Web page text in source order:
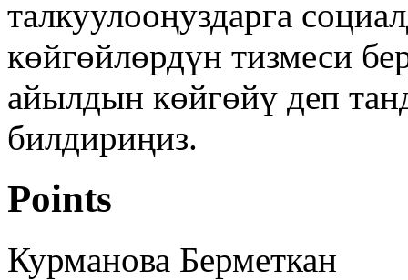
талкуулооңуздарга
көйгөйлөрдүн тизмеси
айылдын көйгөйү деп
билдириңиз.
Points
Курманова Берметкан